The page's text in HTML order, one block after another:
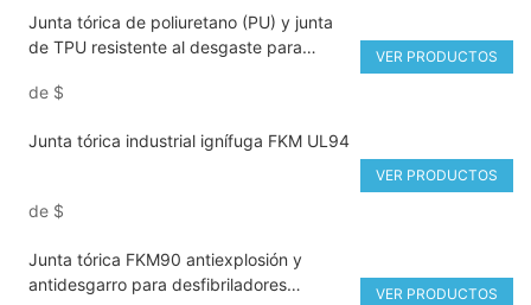
Junta tórica de poliuretano (PU) y junta
de TPU resistente al desgaste para
de $
VER PRODUCTOS
Junta tórica industrial ignífuga FKM UL94
de $
VER PRODUCTOS
Junta tórica FKM90 antiexplosión y
antidesgarro para desfibriladores
VER PRODUCTOS